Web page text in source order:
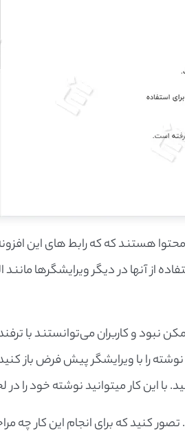
هستند که که رابط های این
آنها در دیگر ویرایشگرها مانند
نبود و کاربران می‌توانستند با
را با ویرایشگر پیش فرض باز
با این کار میتوانید نوشته خود را
کنید که برای انجام این کار چه